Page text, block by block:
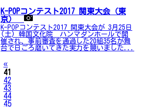
K-POPコンテスト2017 関東大会（東
京）
K-POPコンテスト2017 関東大会が 3月25日
(土) 韓国文化院 ハンマダンホールで開
催され、事前審査を通過した20組35名が舞
台で日ごろ磨いてきた実力を競いました...
«Previous
41
42
43
44
45